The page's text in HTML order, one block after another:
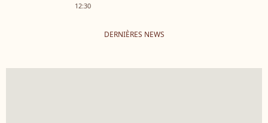
12:30
DERNIÈRES NEWS